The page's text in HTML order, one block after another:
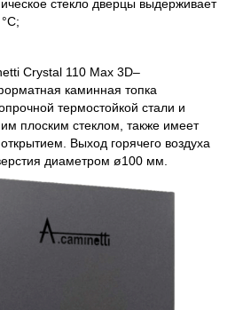
стекло дверцы выдерживает
Crystal 110 Max 3D–
каминная топка
термостойкой стали и
плоским стеклом, также имеет
Выход горячего воздуха
диаметром ø100 мм.